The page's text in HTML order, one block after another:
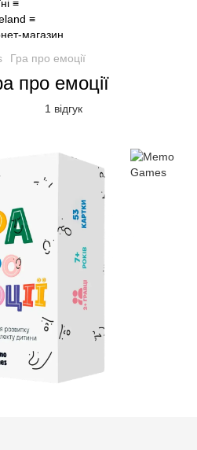
Гра про емоції
про емоції
1 відгук